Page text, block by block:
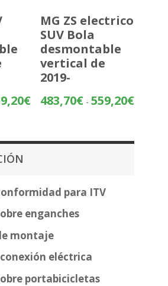
€Rango
MG ZS electrico
SUV Bola
desmontable
vertical de
2019-
483,70€ - 559,20€Rango
para ITV
enganches
montaje
eléctrica
portabicicletas